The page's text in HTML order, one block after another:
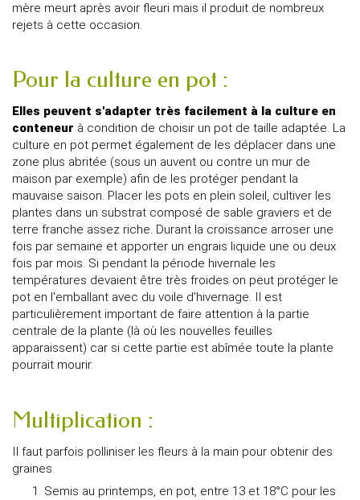
mère meurt après avoir fleuri mais il produit de nombreux
rejets à cette occasion.
Pour la culture en pot :
Elles peuvent s'adapter très facilement à la culture en
conteneur à condition de choisir un pot de taille adaptée. La
culture en pot permet également de les déplacer dans une
zone plus abritée (sous un auvent ou contre un mur de
maison par exemple) afin de les protéger pendant la
mauvaise saison. Placer les pots en plein soleil, cultiver les
plantes dans un substrat composé de sable graviers et de
terre franche assez riche. Durant la croissance arroser une
fois par semaine et apporter un engrais liquide une ou deux
fois par mois. Si pendant la période hivernale les
températures devaient être très froides on peut protéger le
pot en l'emballant avec du voile d'hivernage. Il est
particulièrement important de faire attention à la partie
centrale de la plante (là où les nouvelles feuilles
apparaissent) car si cette partie est abîmée toute la plante
pourrait mourir.
Multiplication :
Il faut parfois polliniser les fleurs à la main pour obtenir des
graines.
Semis au printemps, en pot, entre 13 et 18°C pour les